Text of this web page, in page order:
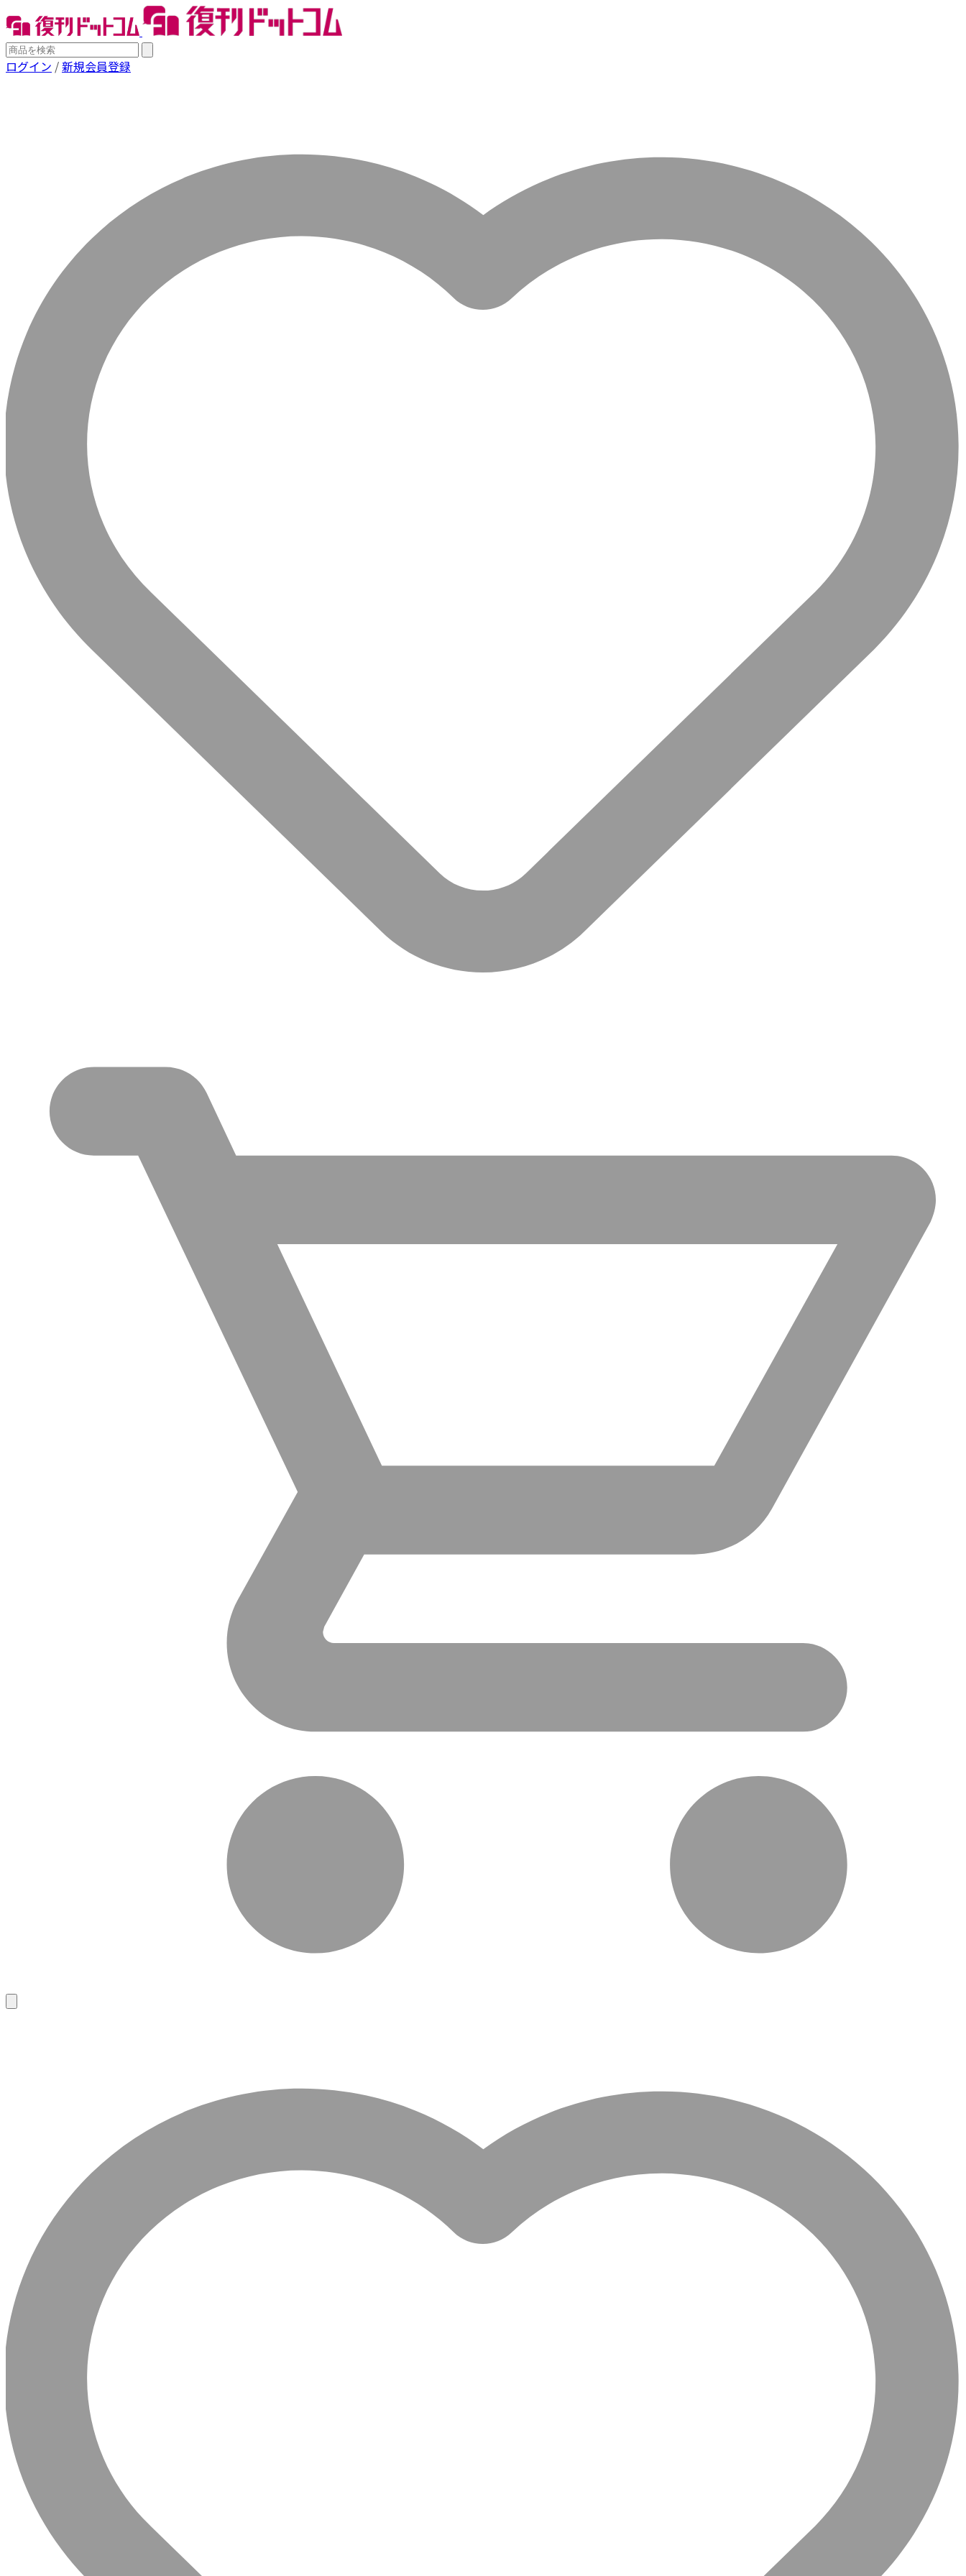
ログイン /新規会員登録